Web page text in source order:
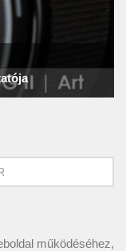
működéséhez,